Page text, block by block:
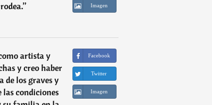
”
Imagen
artista y
y creo haber
de los graves y
las condiciones
Facebook
Twitter
Imagen